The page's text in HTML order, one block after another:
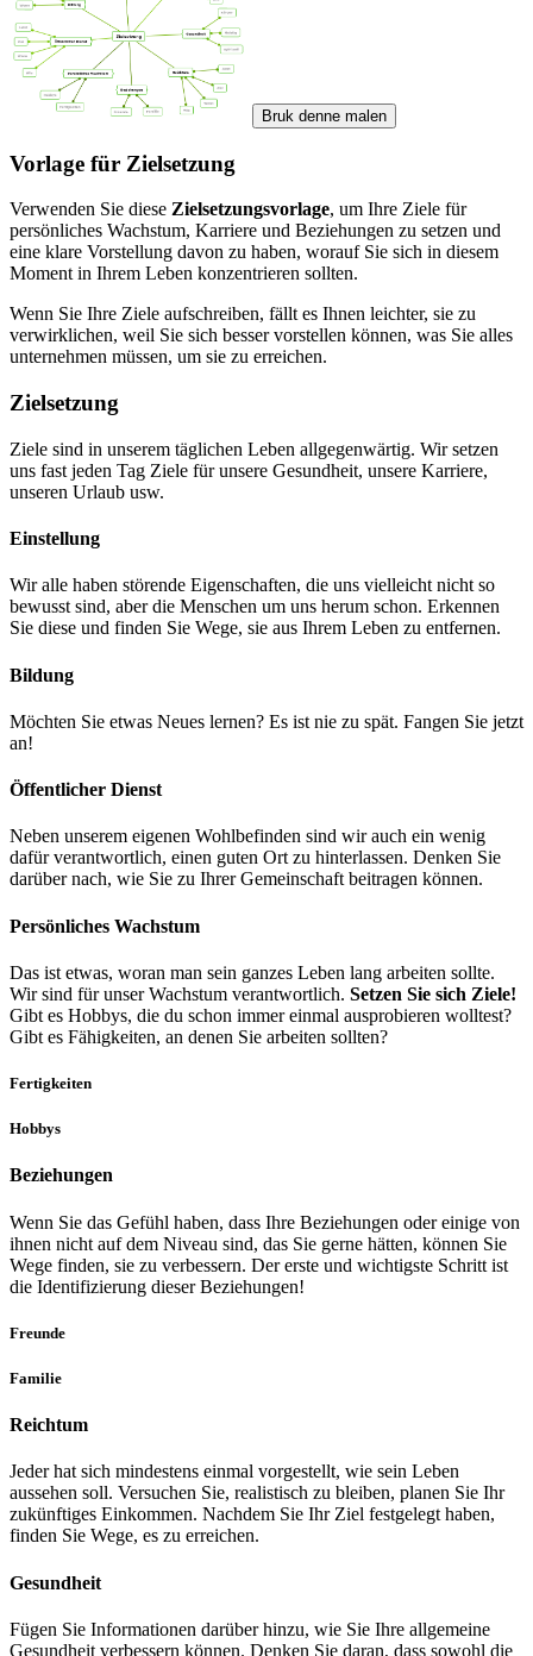
Bruk denne malen
Vorlage für Zielsetzung
Verwenden Sie diese Zielsetzungsvorlage, um Ihre Ziele für
persönliches Wachstum, Karriere und Beziehungen zu setzen und
eine klare Vorstellung davon zu haben, worauf Sie sich in diesem
Moment in Ihrem Leben konzentrieren sollten.
Wenn Sie Ihre Ziele aufschreiben, fällt es Ihnen leichter, sie zu
verwirklichen, weil Sie sich besser vorstellen können, was Sie alles
unternehmen müssen, um sie zu erreichen.
Zielsetzung
Ziele sind in unserem täglichen Leben allgegenwärtig. Wir setzen
uns fast jeden Tag Ziele für unsere Gesundheit, unsere Karriere,
unseren Urlaub usw.
Einstellung
Wir alle haben störende Eigenschaften, die uns vielleicht nicht so
bewusst sind, aber die Menschen um uns herum schon. Erkennen
Sie diese und finden Sie Wege, sie aus Ihrem Leben zu entfernen.
Bildung
Möchten Sie etwas Neues lernen? Es ist nie zu spät. Fangen Sie jetzt
an!
Öffentlicher Dienst
Neben unserem eigenen Wohlbefinden sind wir auch ein wenig
dafür verantwortlich, einen guten Ort zu hinterlassen. Denken Sie
darüber nach, wie Sie zu Ihrer Gemeinschaft beitragen können.
Persönliches Wachstum
Das ist etwas, woran man sein ganzes Leben lang arbeiten sollte.
Wir sind für unser Wachstum verantwortlich. Setzen Sie sich Ziele!
Gibt es Hobbys, die du schon immer einmal ausprobieren wolltest?
Gibt es Fähigkeiten, an denen Sie arbeiten sollten?
Fertigkeiten
Hobbys
Beziehungen
Wenn Sie das Gefühl haben, dass Ihre Beziehungen oder einige von
ihnen nicht auf dem Niveau sind, das Sie gerne hätten, können Sie
Wege finden, sie zu verbessern. Der erste und wichtigste Schritt ist
die Identifizierung dieser Beziehungen!
Freunde
Familie
Reichtum
Jeder hat sich mindestens einmal vorgestellt, wie sein Leben
aussehen soll. Versuchen Sie, realistisch zu bleiben, planen Sie Ihr
zukünftiges Einkommen. Nachdem Sie Ihr Ziel festgelegt haben,
finden Sie Wege, es zu erreichen.
Gesundheit
Fügen Sie Informationen darüber hinzu, wie Sie Ihre allgemeine
Gesundheit verbessern können. Denken Sie daran, dass sowohl die